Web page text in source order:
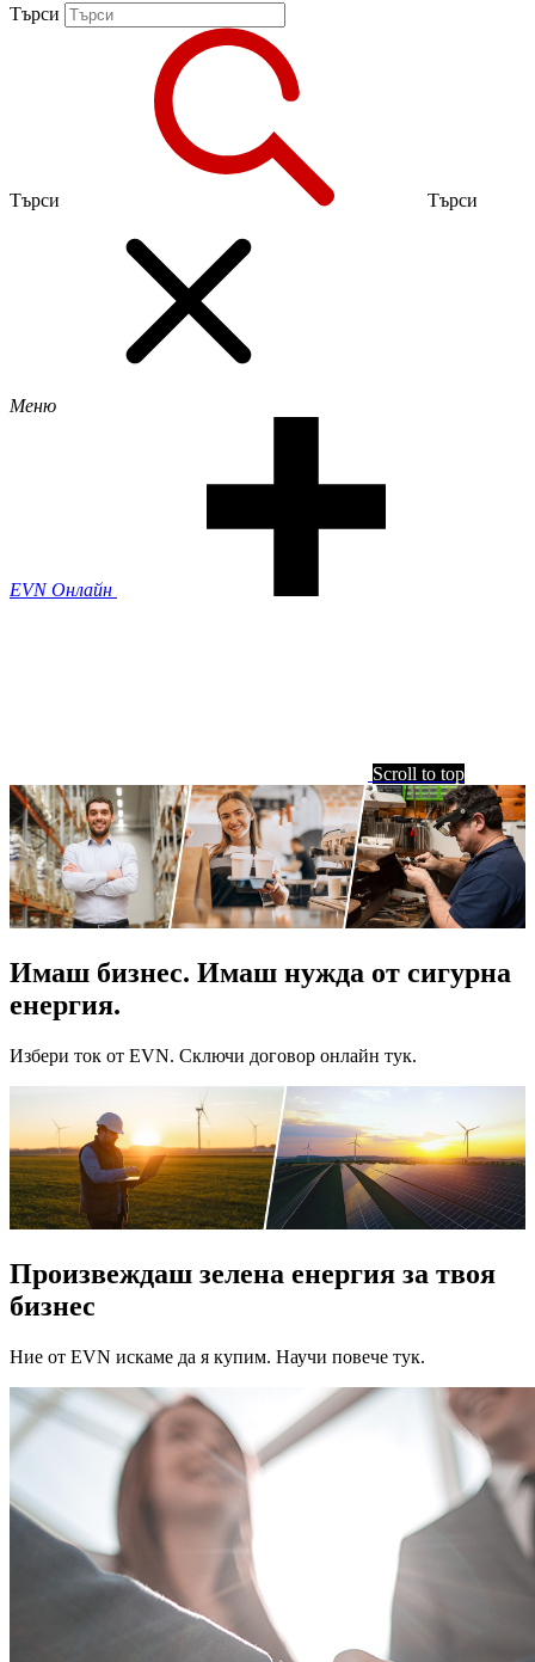
Търси
Търси Търси
Меню
EVN Онлайн
Scroll to top
Имаш бизнес. Имаш нужда от сигурна
енергия.
Избери ток от EVN. Сключи договор онлайн тук.
Произвеждаш зелена енергия за твоя
бизнес
Ние от EVN искаме да я купим. Научи повече тук.